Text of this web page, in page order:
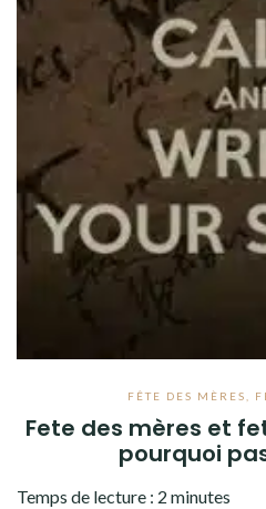
FÊTE DES MÈRES,
Fete des mères et
pourquoi
Temps de lecture : 2 minutes